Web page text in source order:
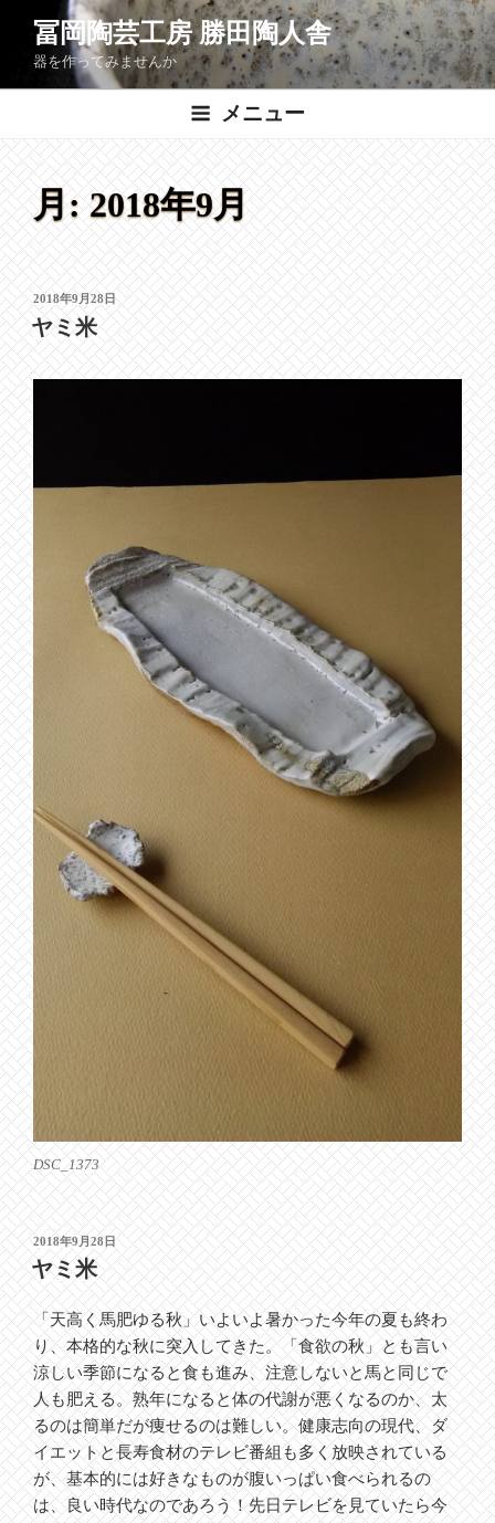
ン
へ
ス
キ
ッ
プ
冨岡陶芸工房 勝田陶人舎
器を作ってみませんか
メニュー
月:2018年9月
投
稿
日:
2018年9月28日
ヤミ米
DSC_1373
投
稿
日:
2018年9月28日
ヤミ米
「天高く馬肥ゆる秋」いよいよ暑かった今年の夏も終わ
り、本格的な秋に突入してきた。「食欲の秋」とも言い
涼しい季節になると食も進み、注意しないと馬と同じで
人も肥える。熟年になると体の代謝が悪くなるのか、太
るのは簡単だが痩せるのは難しい。健康志向の現代、ダ
イエットと長寿食材のテレビ番組も多く放映されている
が、基本的には好きなものが腹いっぱい食べられるの
は、良い時代なのであろう！先日テレビを見ていたら今